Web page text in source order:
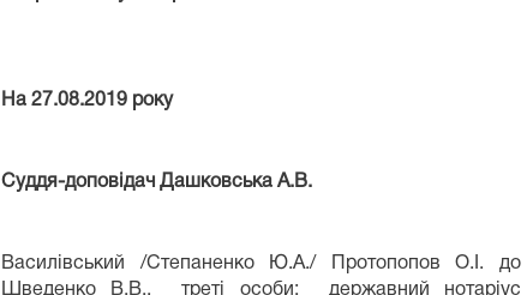
На 27.08.2019 року
Суддя-доповідач Дашковська А.В.
Василівський /Степаненко Ю.А./ Протопопов О.І. до
Шведенко В.В., треті особи: державний нотаріус